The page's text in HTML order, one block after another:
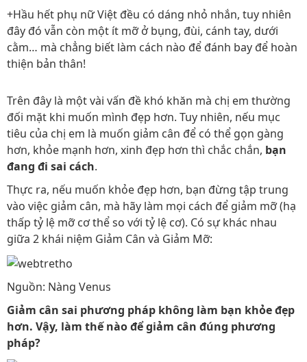
+Hầu hết phụ nữ Việt đều có dáng nhỏ nhắn, tuy nhiên
đây đó vẫn còn một ít mỡ ở bụng, đùi, cánh tay, dưới
cằm… mà chẳng biết làm cách nào để đánh bay để hoàn
thiện bản thân!
Trên đây là một vài vấn đề khó khăn mà chị em thường
đối mặt khi muốn mình đẹp hơn. Tuy nhiên, nếu mục
tiêu của chị em là muốn giảm cân để có thể gọn gàng
hơn, khỏe mạnh hơn, xinh đẹp hơn thì chắc chắn, bạn
đang đi sai cách.
Thực ra, nếu muốn khỏe đẹp hơn, bạn đừng tập trung
vào việc giảm cân, mà hãy làm mọi cách để giảm mỡ (hạ
thấp tỷ lệ mỡ cơ thể so với tỷ lệ cơ). Có sự khác nhau
giữa 2 khái niệm Giảm Cân và Giảm Mỡ:
Nguồn: Nàng Venus
Giảm cân sai phương pháp không làm bạn khỏe đẹp
hơn. Vậy, làm thế nào để giảm cân đúng phương
pháp?